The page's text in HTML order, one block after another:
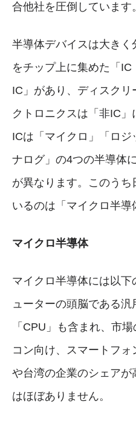
合他社を圧倒しています。
半導体デバイスは大き
をチップ上に集めた「
IC」があり、ディスク
クトロニクスは「非IC
ICは「マイクロ」「ロ
ナログ」の4つの半導体
が異なります。このう
いるのは「マイクロ半導
マイクロ半導体
マイクロ半導体には以
ューターの頭脳である
「CPU」も含まれ、市
コン向け、スマートフ
や台湾の企業のシェア
はほぼありません。